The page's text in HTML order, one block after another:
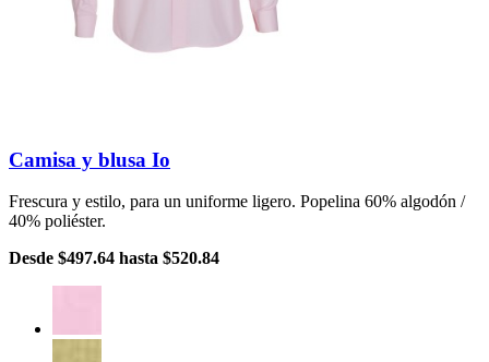
Camisa y blusa Io
Frescura y estilo, para un uniforme ligero. Popelina 60% algodón /
40% poliéster.
Desde $497.64 hasta $520.84